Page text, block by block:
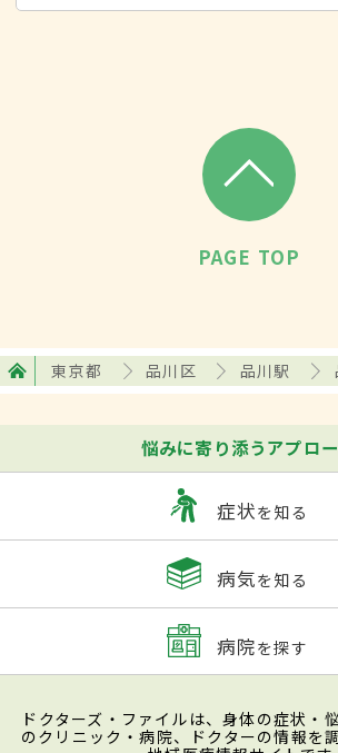
PAGE TOP
東京都 品川区 品川駅
悩みに寄り添うアプロ
症状を知る
病気を知る
病院を探す
ドクターズ・ファイルは、身体の症状・
のクリニック・病院、ドクターの情報を